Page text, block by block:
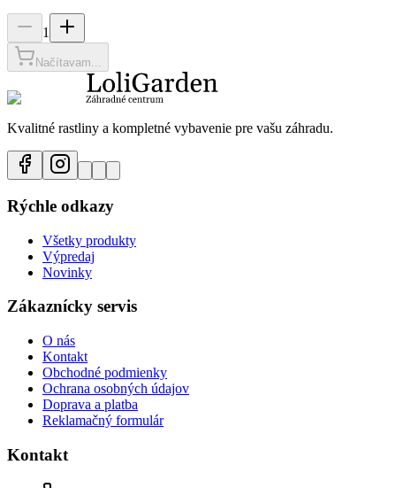
1
Načítavam...
Kvalitné rastliny a kompletné vybavenie pre vašu záhradu.
Rýchle odkazy
Všetky produkty
Výpredaj
Novinky
Zákaznícky servis
O nás
Kontakt
Obchodné podmienky
Ochrana osobných údajov
Doprava a platba
Reklamačný formulár
Kontakt